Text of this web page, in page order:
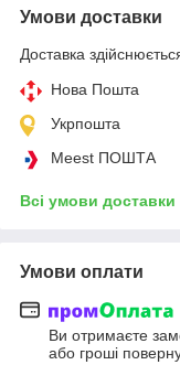
Умови доставки
Доставка
Нова Пошта
Укрпошта
Meest ПОШТА
Всі умови доставки
Умови оплати
Ви отримаєте
або гроші